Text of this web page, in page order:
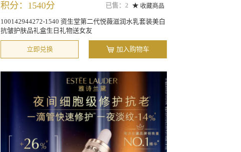
已售：2 收藏商品
积分：1540分
100142944272-1540 资生堂第二代悦薇滋润水乳套装美白
抗皱护肤品礼盒生日礼物送女友
立即兑换 加入购物车